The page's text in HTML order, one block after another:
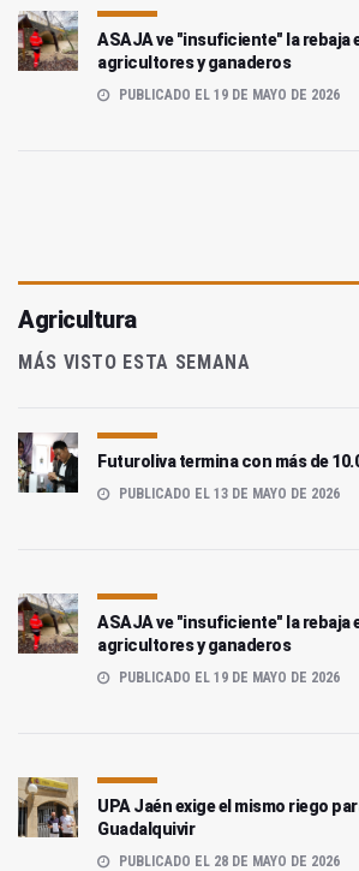
ASAJA ve "insuficiente" la rebaja
agricultores y ganaderos
PUBLICADO EL 19 DE MAYO DE 2026
Agricultura
MÁS VISTO ESTA SEMANA
Futuroliva termina con más de
PUBLICADO EL 13 DE MAYO DE 2026
ASAJA ve "insuficiente" la rebaja
agricultores y ganaderos
PUBLICADO EL 19 DE MAYO DE 2026
UPA Jaén exige el mismo riego
Guadalquivir
PUBLICADO EL 28 DE MAYO DE 2026